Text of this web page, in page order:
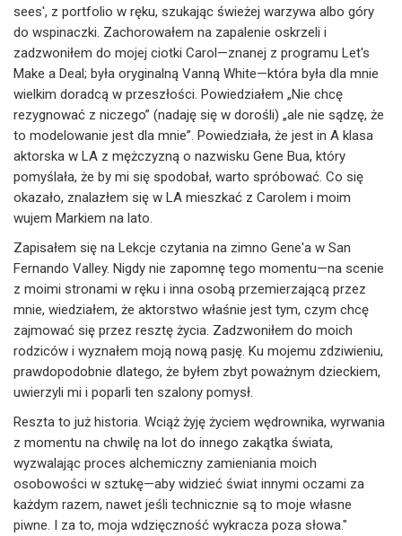
sees', z portfolio w ręku, szukając świeżej warzywa albo góry
do wspinaczki. Zachorowałem na zapalenie oskrzeli i
zadzwoniłem do mojej ciotki Carol—znanej z programu Let's
Make a Deal; była oryginalną Vanną White—która była dla mnie
wielkim doradcą w przeszłości. Powiedziałem „Nie chcę
rezygnować z niczego” (nadaję się w dorośli) „ale nie sądzę, że
to modelowanie jest dla mnie”. Powiedziała, że jest in A klasa
aktorska w LA z mężczyzną o nazwisku Gene Bua, który
pomyślała, że by mi się spodobał, warto spróbować. Co się
okazało, znalazłem się w LA mieszkać z Carolem i moim
wujem Markiem na lato.
Zapisałem się na Lekcje czytania na zimno Gene'a w San
Fernando Valley. Nigdy nie zapomnę tego momentu—na scenie
z moimi stronami w ręku i inna osobą przemierzającą przez
mnie, wiedziałem, że aktorstwo właśnie jest tym, czym chcę
zajmować się przez resztę życia. Zadzwoniłem do moich
rodziców i wyznałem moją nową pasję. Ku mojemu zdziwieniu,
prawdopodobnie dlatego, że byłem zbyt poważnym dzieckiem,
uwierzyli mi i poparli ten szalony pomysł.
Reszta to już historia. Wciąż żyję życiem wędrownika, wyrwania
z momentu na chwilę na lot do innego zakątka świata,
wyzwalając proces alchemiczny zamieniania moich
osobowości w sztukę—aby widzieć świat innymi oczami za
każdym razem, nawet jeśli technicznie są to moje własne
piwne. I za to, moja wdzięczność wykracza poza słowa."